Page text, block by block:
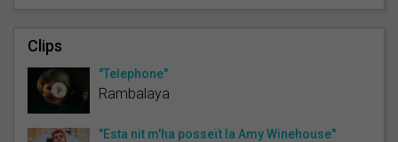
Clips
"Telephone"
Rambalaya
"Esta nit m'ha posseït la Amy Winehouse"